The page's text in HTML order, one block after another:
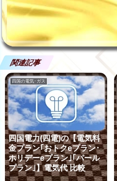
関連記事
四国の電気･ガス
四国電力(四電)の【電気料
金プラン｢おトクeプラン･
ホリデーeプラン｣｢パール
プラン｣】電気代 比較